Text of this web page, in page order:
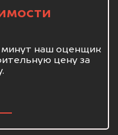
минут наш оценщик
цену за